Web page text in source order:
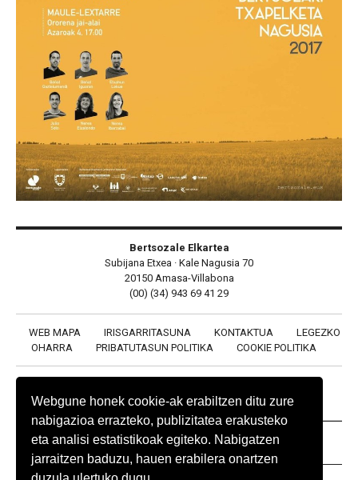
Webgune honek cookie-ak erabiltzen ditu zure
nabigazioa errazteko, publizitatea erakusteko
eta analisi estatistikoak egiteko. Nabigatzen
jarraitzen baduzu, hauen erabilera onartzen
Bertsozale Elkartea
Subijana Etxea · Kale Nagusia 70
20150 Amasa-Villabona
(00) (34) 943 69 41 29
WEB MAPA IRISGARRITASUNA KONTAKTUA
LEGEZKO
OHARRA
PRIBATUTASUN POLITIKA COOKIE POLITIKA
BABESLEAK